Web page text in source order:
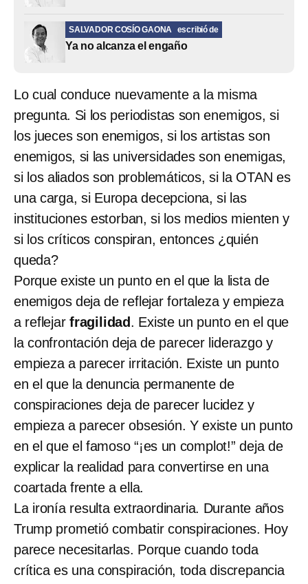
SALVADOR COSÍO GAONA escribió de
Ya no alcanza el engaño
Lo cual conduce nuevamente a la misma
pregunta. Si los periodistas son enemigos, si
los jueces son enemigos, si los artistas son
enemigos, si las universidades son enemigas,
si los aliados son problemáticos, si la OTAN es
una carga, si Europa decepciona, si las
instituciones estorban, si los medios mienten y
si los críticos conspiran, entonces ¿quién
queda?
Porque existe un punto en el que la lista de
enemigos deja de reflejar fortaleza y empieza
a reflejar fragilidad . Existe un punto en el que
la confrontación deja de parecer liderazgo y
empieza a parecer irritación. Existe un punto
en el que la denuncia permanente de
conspiraciones deja de parecer lucidez y
empieza a parecer obsesión. Y existe un punto
en el que el famoso “¡es un complot!” deja de
explicar la realidad para convertirse en una
coartada frente a ella.
La ironía resulta extraordinaria. Durante años
Trump prometió combatir conspiraciones. Hoy
parece necesitarlas. Porque cuando toda
crítica es una conspiración, toda discrepancia